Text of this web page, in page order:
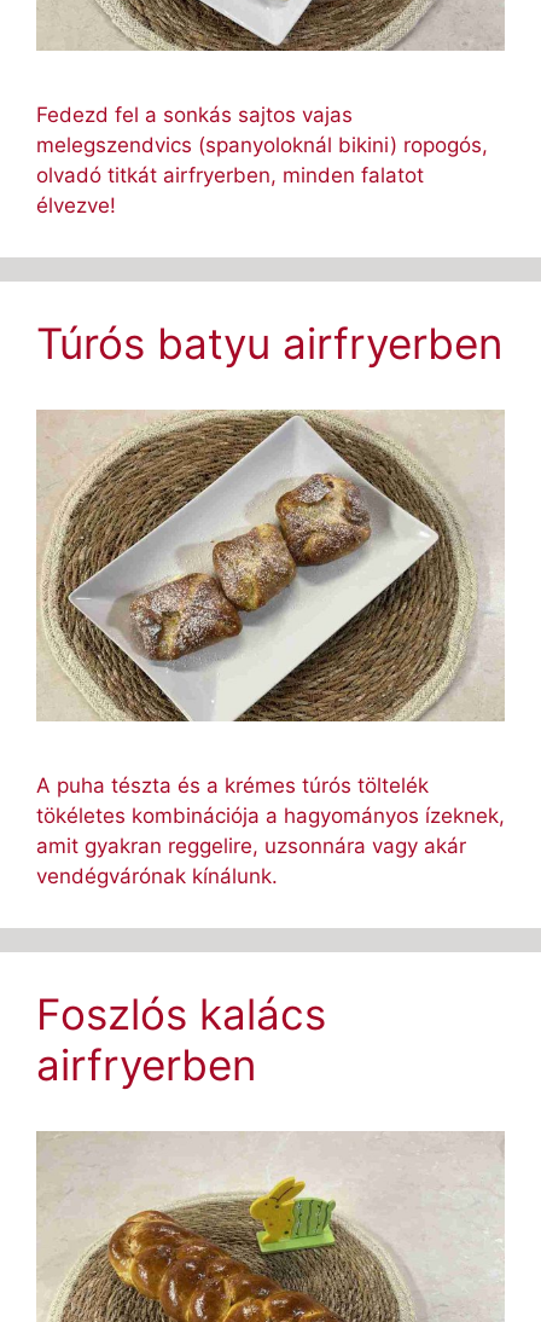
Fedezd fel a sonkás sajtos vajas
melegszendvics (spanyoloknál bikini) ropogós,
olvadó titkát airfryerben, minden falatot
élvezve!
Túrós batyu airfryerben
A puha tészta és a krémes túrós töltelék
tökéletes kombinációja a hagyományos ízeknek,
amit gyakran reggelire, uzsonnára vagy akár
vendégvárónak kínálunk.
Foszlós kalács
airfryerben